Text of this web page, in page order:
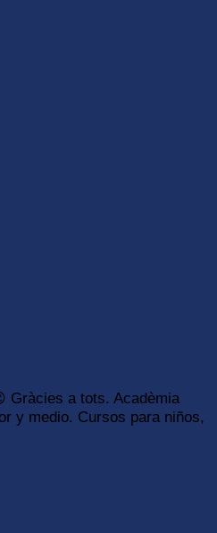
Gràcies a tots. Acadèmia
y medio. Cursos para niños,